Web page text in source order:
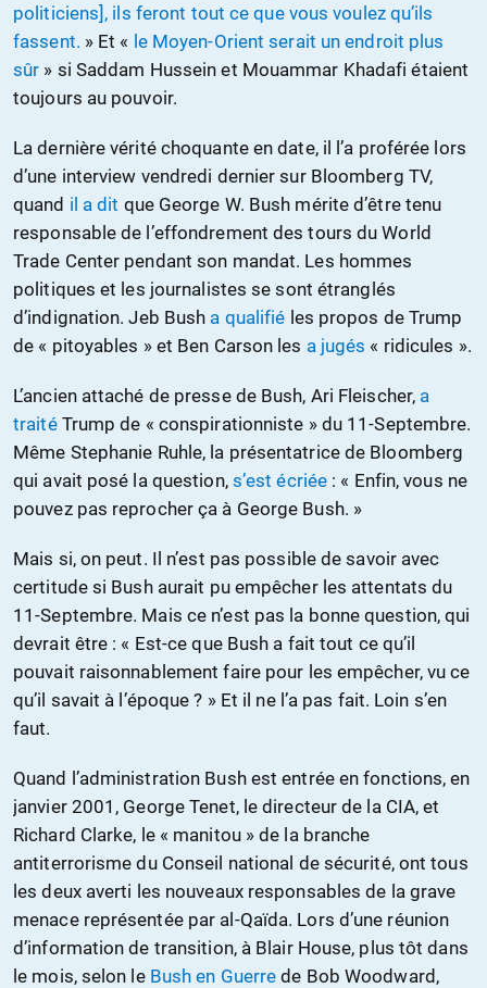
politiciens], ils feront tout ce que vous voulez qu’ils
fassent. » Et « le Moyen-Orient serait un endroit plus
sûr » si Saddam Hussein et Mouammar Khadafi étaient
toujours au pouvoir.
La dernière vérité choquante en date, il l’a proférée lors
d’une interview vendredi dernier sur Bloomberg TV,
quand il a dit que George W. Bush mérite d’être tenu
responsable de l’effondrement des tours du World
Trade Center pendant son mandat. Les hommes
politiques et les journalistes se sont étranglés
d’indignation. Jeb Bush a qualifié les propos de Trump
de « pitoyables » et Ben Carson les a jugés « ridicules ».
L’ancien attaché de presse de Bush, Ari Fleischer, a
traitéTrump de « conspirationniste » du 11-Septembre.
Même Stephanie Ruhle, la présentatrice de Bloomberg
qui avait posé la question, s’est écriée : « Enfin, vous ne
pouvez pas reprocher ça à George Bush. »
Mais si, on peut. Il n’est pas possible de savoir avec
certitude si Bush aurait pu empêcher les attentats du
11-Septembre. Mais ce n’est pas la bonne question, qui
devrait être : « Est-ce que Bush a fait tout ce qu’il
pouvait raisonnablement faire pour les empêcher, vu ce
qu’il savait à l’époque ? » Et il ne l’a pas fait. Loin s’en
faut.
Quand l’administration Bush est entrée en fonctions, en
janvier 2001, George Tenet, le directeur de la CIA, et
Richard Clarke, le « manitou » de la branche
antiterrorisme du Conseil national de sécurité, ont tous
les deux averti les nouveaux responsables de la grave
menace représentée par al-Qaïda. Lors d’une réunion
d’information de transition, à Blair House, plus tôt dans
le mois, selon le Bush en Guerre de Bob Woodward,